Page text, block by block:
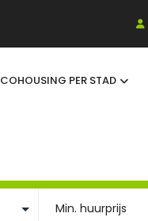
COHOUSING PER STAD